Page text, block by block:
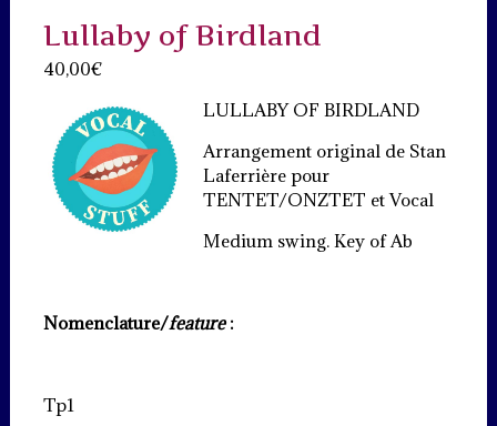
Lullaby of Birdland
40,00€
LULLABY OF BIRDLAND
Arrangement original de Stan
Laferrière pour
TENTET/ONZTET et Vocal
Medium swing. Key of Ab
Nomenclature/feature:
Tp1